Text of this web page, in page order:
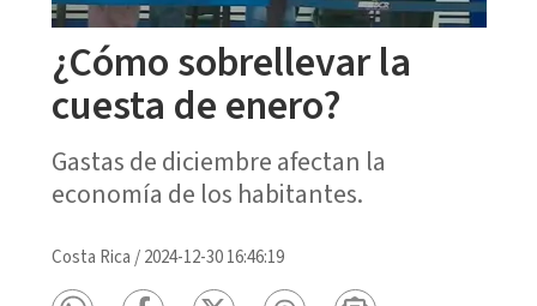
¿Cómo sobrellevar la
cuesta de enero?
Gastas de diciembre afectan la
economía de los habitantes.
Costa Rica /2024-12-30 16:46:19